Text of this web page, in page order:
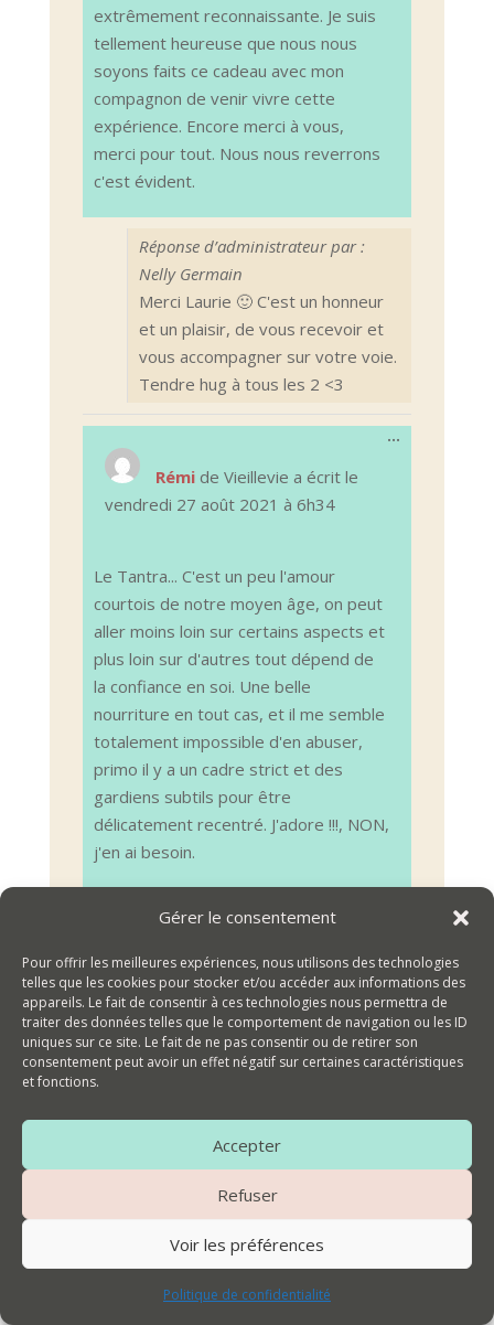
Gérer le consentement
Pour offrir les meilleures expériences, nous utilisons des technologies
telles que les cookies pour stocker et/ou accéder aux informations des
appareils. Le fait de consentir à ces technologies nous permettra de
traiter des données telles que le comportement de navigation ou les ID
uniques sur ce site. Le fait de ne pas consentir ou de retirer son
consentement peut avoir un effet négatif sur certaines caractéristiques
et fonctions.
Accepter
Refuser
Voir les préférences
Politique de confidentialité
extrêmement reconnaissante. Je suis
tellement heureuse que nous nous
soyons faits ce cadeau avec mon
compagnon de venir vivre cette
expérience. Encore merci à vous,
merci pour tout. Nous nous reverrons
c'est évident.
Réponse d’administrateur par :
Nelly Germain
Merci Laurie 🙂 C'est un honneur
et un plaisir, de vous recevoir et
vous accompagner sur votre voie.
Tendre hug à tous les 2 <3
Rémi de Vieillevie a écrit le
vendredi 27 août 2021 à 6h34
Le Tantra... C'est un peu l'amour
courtois de notre moyen âge, on peut
aller moins loin sur certains aspects et
plus loin sur d'autres tout dépend de
la confiance en soi. Une belle
nourriture en tout cas, et il me semble
totalement impossible d'en abuser,
primo il y a un cadre strict et des
gardiens subtils pour être
délicatement recentré. J'adore !!!, NON,
j'en ai besoin.
Réponse d’administrateur par :
Merci pour ce joli témoignage qui
te ressemble, Rémi 🙂 Au plaisir!
...
août 2021 à 20h21
1er stage tantra pour moi, quelque
chose s'est ouvert en dedans,. Merci
Nelly Merci Richard Merci pour vos
sourires, votre rigueur, votre
souplesse, votre centrage, votre
...Ouvrir/
cette